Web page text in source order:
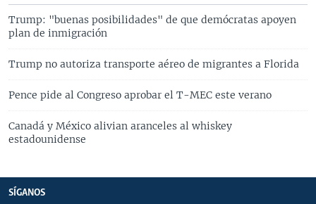
Trump: "buenas posibilidades" de que demócratas apoyen
plan de inmigración
Trump no autoriza transporte aéreo de migrantes a Florida
Pence pide al Congreso aprobar el T-MEC este verano
Canadá y México alivian aranceles al whiskey
estadounidense
SÍGANOS